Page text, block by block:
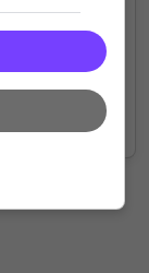
Jun Jul Aug